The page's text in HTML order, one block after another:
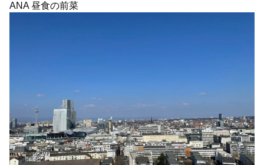
ANA 昼食の前菜